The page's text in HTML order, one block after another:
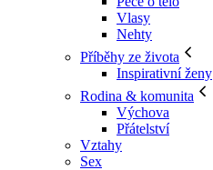
Vlasy
Nehty
Příběhy ze života
Inspirativní ženy
Rodina & komunita
Výchova
Přátelství
Vztahy
Sex